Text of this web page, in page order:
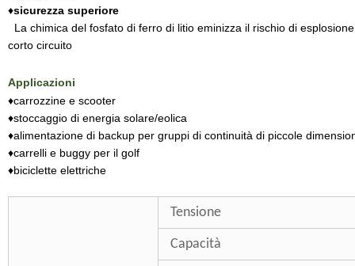
♦sicurezza superiore
La chimica del fosfato di ferro di litio eminizza il rischio di
corto circuito
Applicazioni
♦carrozzine e scooter
♦stoccaggio di energia solare/eolica
♦alimentazione di backup per gruppi di continuità di piccole
♦carrelli e buggy per il golf
♦biciclette elettriche
Tensione
Capacità